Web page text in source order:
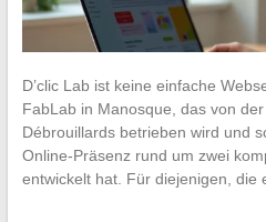
D’clic Lab ist keine einfache
FabLab in Manosque, das von
Débrouillards betrieben wird und
Online-Präsenz rund um zwei
entwickelt hat. Für diejenigen,